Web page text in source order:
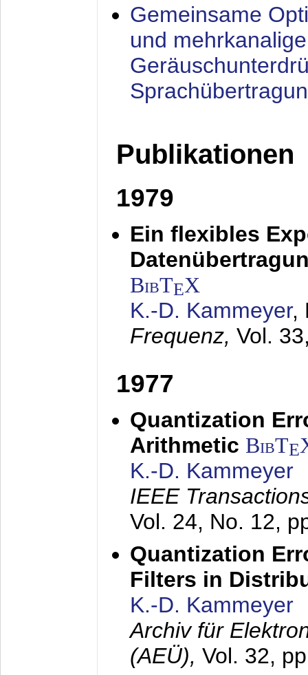
Gemeinsame
und
Publikationen
1979
Ein flexibles
BibTEX
K.-D. Kammeyer,
Frequenz, Vol.
1977
Quantization
Arithmetic BibTE
K.-D. Kammeyer
IEEE
Vol. 24, No. 12,
Quantization
Filters in
K.-D. Kammeyer
Archiv für
(AEÜ), Vol. 32,